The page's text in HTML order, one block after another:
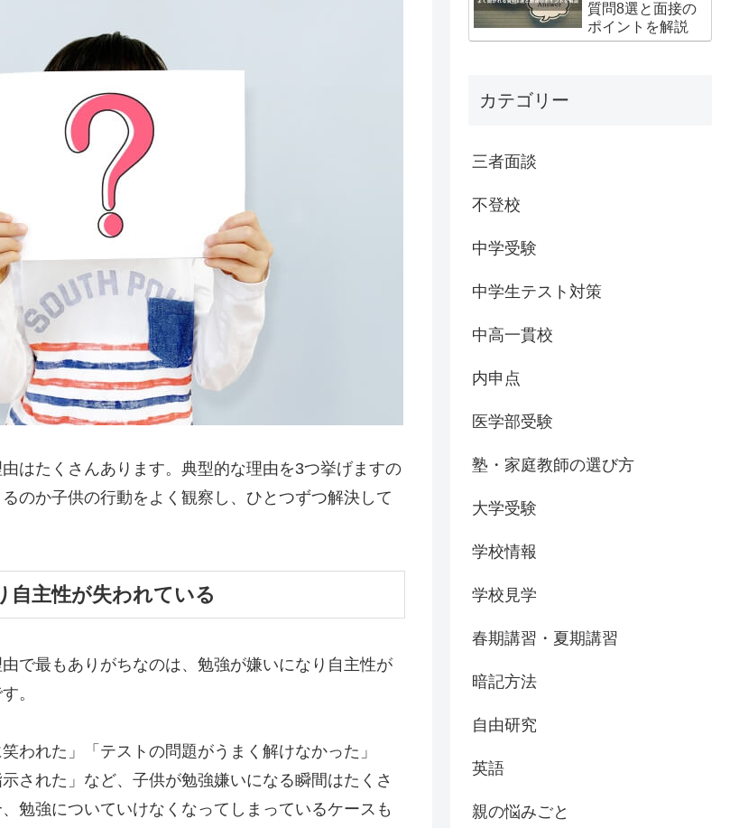
はたくさんあります。典型的な理由を3つ挙げますの
のか子供の行動をよく観察し、ひとつずつ解決して
自主性が失われている
で最もありがちなのは、勉強が嫌いになり自主性が
。
われた」「テストの問題がうまく解けなかった」
示された」など、子供が勉強嫌いになる瞬間はたくさ
勉強についていけなくなってしまっているケースも
質問8選と面接の
ポイントを解説
カテゴリー
三者面談
不登校
中学受験
中学生テスト対策
中高一貫校
内申点
医学部受験
塾・家庭教師の選び方
大学受験
学校情報
学校見学
春期講習・夏期講習
暗記方法
自由研究
英語
親の悩みごと